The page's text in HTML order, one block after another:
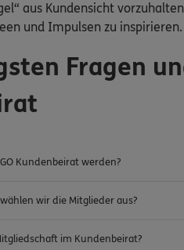
aus Kundensicht
und Impulsen zu inspirieren.
Fragen
Kundenbeirat werden?
wir die Mitglieder aus?
im Kundenbeirat?